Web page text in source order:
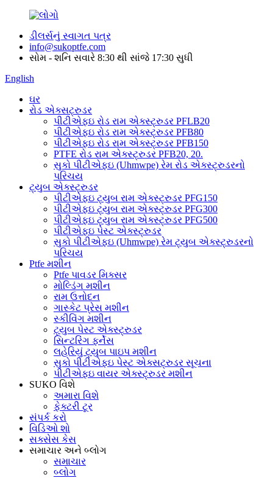
ડીલર્સનું સ્વાગત પત્ર
info@sukoptfe.com
સોમ - શનિ સવારે 8:30 થી સાંજે 17:30 સુધી
English
ઘર
રોડ એક્સટ્રુડર
પીટીએફઇ રોડ રામ એક્સ્ટ્રુડર PFLB20
પીટીએફઇ રોડ રામ એક્સ્ટ્રુડર PFB80
પીટીએફઇ રોડ રામ એક્સ્ટ્રુડર PFB150
PTFE રોડ રામ એક્સ્ટ્રુડર PFB20, 20.
સુકો પીટીએફઇ (Uhmwpe) રેમ રોડ એક્સ્ટ્રુડરનો
પરિચય
ટ્યુબ એક્સ્ટ્રુડર
પીટીએફઇ ટ્યુબ રામ એક્સ્ટ્રુડર PFG150
પીટીએફઇ ટ્યુબ રામ એક્સ્ટ્રુડર PFG300
પીટીએફઇ ટ્યુબ રામ એક્સ્ટ્રુડર PFG500
પીટીએફઇ પેસ્ટ એક્સ્ટ્રુડર
સુકો પીટીએફઇ (Uhmwpe) રેમ ટ્યુબ એક્સ્ટ્રુડરનો
પરિચય
Ptfe મશીન
Ptfe પાવડર મિક્સર
મોલ્ડિંગ મશીન
રામ ઉત્તોદન
ગાસ્કેટ પ્રેસ મશીન
સ્કીવિંગ મશીન
ટ્યુબ પેસ્ટ એક્સ્ટ્રુડર
સિન્ટરિંગ ફર્નેસ
લહેરિયું ટ્યુબ પાઇપ મશીન
સુકો પીટીએફઇ પેસ્ટ એક્સટ્રુડર સૂચના
પીટીએફઇ વાયર એક્સ્ટ્રુડર મશીન
SUKO વિશે
અમારા વિશે
ફેક્ટરી ટૂર
સંપર્ક કરો
વિડિઓ શો
સક્સેસ કેસ
સમાચાર અને બ્લોગ
સમાચાર
બ્લોગ